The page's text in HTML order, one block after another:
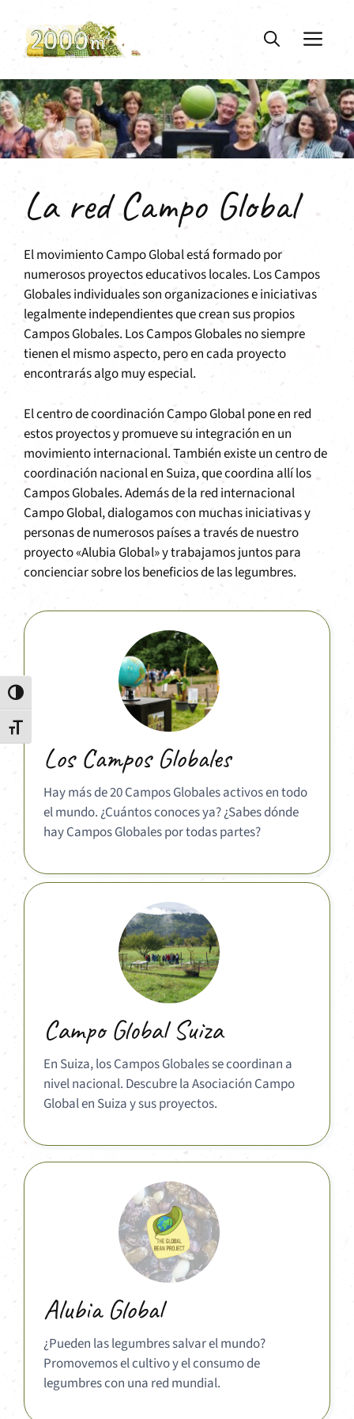
Alternar alto contraste
Alternar tamaño de letra
contenido
La red Campo Global
El movimiento Campo Global está formado por
numerosos proyectos educativos locales. Los Campos
Globales individuales son organizaciones e iniciativas
legalmente independientes que crean sus propios
Campos Globales. Los Campos Globales no siempre
tienen el mismo aspecto, pero en cada proyecto
encontrarás algo muy especial.
El centro de coordinación Campo Global pone en red
estos proyectos y promueve su integración en un
movimiento internacional. También existe un centro de
coordinación nacional en Suiza, que coordina allí los
Campos Globales. Además de la red internacional
Campo Global, dialogamos con muchas iniciativas y
personas de numerosos países a través de nuestro
proyecto «Alubia Global» y trabajamos juntos para
concienciar sobre los beneficios de las legumbres.
Los Campos Globales
Hay más de 20 Campos Globales activos en todo
el mundo. ¿Cuántos conoces ya? ¿Sabes dónde
hay Campos Globales por todas partes?
Campo Global Suiza
En Suiza, los Campos Globales se coordinan a
nivel nacional. Descubre la Asociación Campo
Global en Suiza y sus proyectos.
Alubia Global
¿Pueden las legumbres salvar el mundo?
Promovemos el cultivo y el consumo de
legumbres con una red mundial.